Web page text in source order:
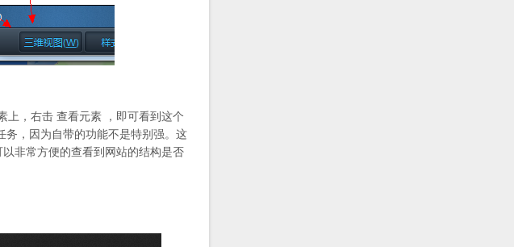
上，右击 查看元素 ，即可看到这个
，因为自带的功能不是特别强。这
非常方便的查看到网站的结构是否